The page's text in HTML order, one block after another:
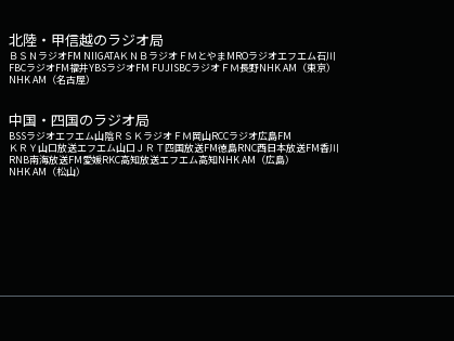
北陸・甲信越のラジオ局
ＢＳＮラジオFM NIIGATAＫＮＢラジオ ＦＭとやまMROラジオエフエム石川
FBCラジオFM福井YBSラジオFM FUJISBCラジオ ＦＭ長野NHK AM（東京）
NHK AM（名古屋）
中国・四国のラジオ局
BSSラジオエフエム山陰ＲＳＫラジオ ＦＭ岡山RCCラジオ広島FM
ＫＲＹ山口放送エフエム山口 ＪＲＴ四国放送FM徳島RNC西日本放送FM香川
RNB南海放送FM愛媛RKC高知放送エフエム高知NHK AM（広島）
NHK AM（松山）